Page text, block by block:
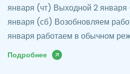
января (чт) Выходной 2
января (сб) Возобновляем
января работаем в обычном
Подробнее